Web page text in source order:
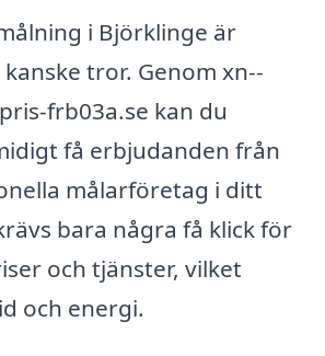
i Björklinge är
tror. Genom xn--
frb03a.se kan du
få erbjudanden från
målarföretag i ditt
bara några få klick för
och tjänster, vilket
och energi.